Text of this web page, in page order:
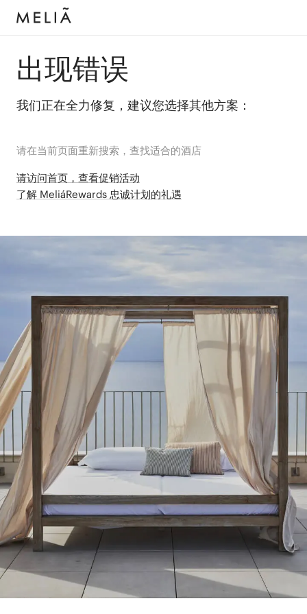
出现错误
我们正在全力修复，建议您选择其他方案：
请在当前页面重新搜索，查找适合的酒店
请访问首页，查看促销活动
了解 MeliáRewards 忠诚计划的礼遇